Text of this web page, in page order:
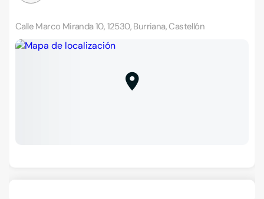
Calle Marco Miranda 10, 12530, Burriana, Castellón